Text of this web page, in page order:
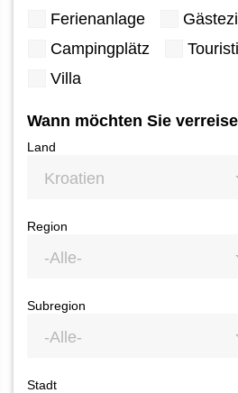
Ferienanlage
Campingplätz
Villa
Wann möchten Sie
Land
Kroatien
Region
-Alle-
Subregion
-Alle-
Stadt